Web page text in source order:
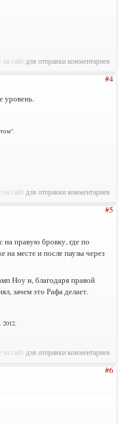
на сайт для отправки комментариев
#4
уровень.
на сайт для отправки комментариев
#5
на правую бровку, где по
месте и после паузы через
Ноу и, благодаря правой
зачем это Рафа делает.
на сайт для отправки комментариев
#6